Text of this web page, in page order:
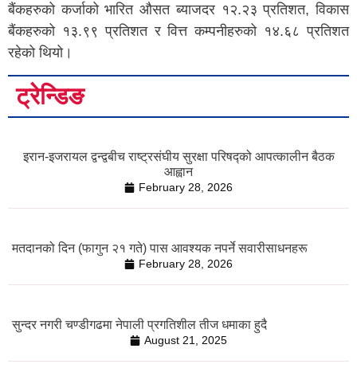
ट्रेन्डिङ
इरान-इजरायल द्वन्द्वबीच राष्ट्रसंघीय सुरक्षा परिषद्को आपत्कालीन बैठक
आह्वान
February 28, 2026
मतदानको दिन (फागुन २१ गते) पास आवश्यक नपर्ने सवारीसाधनहरू
February 28, 2026
सुन्दर नगरी चण्डीगढमा नेपाली प्रगतिशील तीज धमाका हुदै
August 21, 2025
बैंकहरुको कर्जाको भारित औसत ब्याजदर १२.२३ प्रतिशत, विकास
बैंकहरुको १३.९९ प्रतिशत र वित्त कम्पनीहरुको १४.६८ प्रतिशत
रहेको थियो।